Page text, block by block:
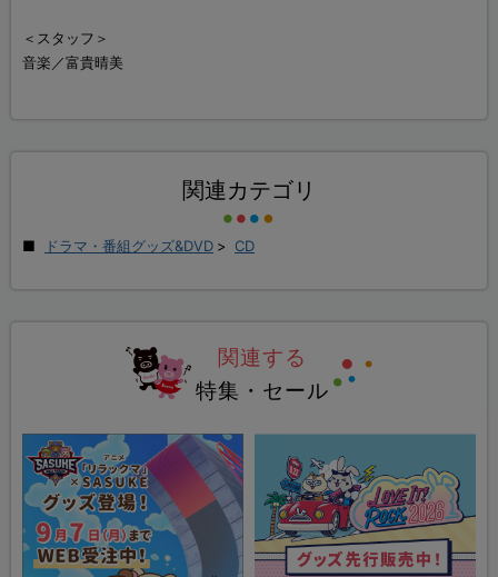
＜スタッフ＞
音楽／富貴晴美
関連カテゴリ
ドラマ・番組グッズ&DVD > CD
関連する
特集・セール